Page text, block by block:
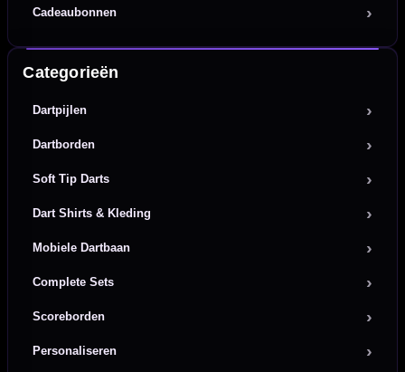
Cadeaubonnen
Categorieën
Dartpijlen
Dartborden
Soft Tip Darts
Dart Shirts & Kleding
Mobiele Dartbaan
Complete Sets
Scoreborden
Personaliseren